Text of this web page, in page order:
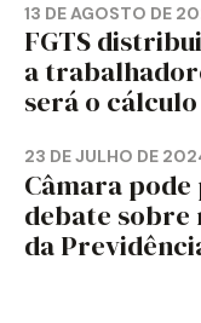
13 DE AGOSTO DE
FGTS
a
será o cálculo
23 DE JULHO DE
Câmara
debate
da